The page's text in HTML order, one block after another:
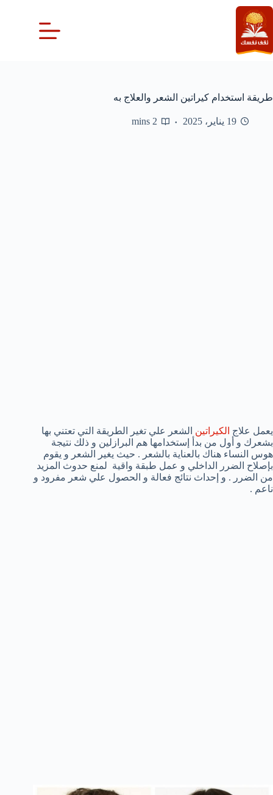
التجاوز
إلى
المحتوى
طريقة استخدام كيراتين الشعر والعلاج به
19 يناير، 2025 2 mins
يعمل علاج الكيراتين الشعر علي تغير الطريقة التي تعتني بها
بشعرك و أول من بدأ إستخدامها هم البرازلين و ذلك نتيجة
هوس النساء هناك بالعناية بالشعر . حيث يغير الشعر و يقوم
بإصلاح الضرر الداخلي و عمل طبقة واقية لمنع حدوث المزيد
من الضرر . و إحداث نتائج فعالة و الحصول علي شعر مفرود و
ناعم .